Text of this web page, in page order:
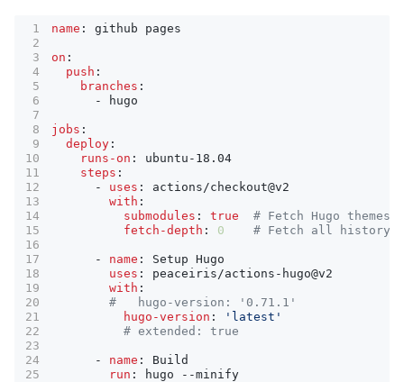
name : github pages
on :
push :
branches :
-
hugo
jobs :
deploy :
runs-on :
ubuntu-18.04
steps :
- uses :
actions/checkout@v2
with :
submodules : true
# Fetch Hugo
fetch-depth : 0 # Fetch all history
- name :
Setup Hugo
uses :
peaceiris/actions-hugo@v2
with :
#   hugo-version: '0.71.1'
hugo-version :
'latest'
# extended: true
- name :
Build
run : hugo --minify